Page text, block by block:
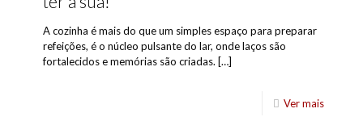
A cozinha é mais do que um simples espaço para preparar
refeições, é o núcleo pulsante do lar, onde laços são
fortalecidos e memórias são criadas. […]
Ver mais